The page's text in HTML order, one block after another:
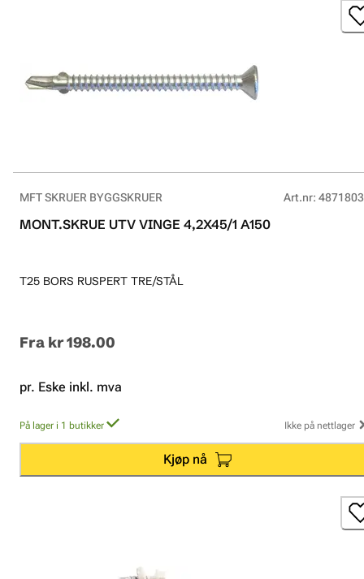
MFT SKRUER BYGGSKRUER Art.nr:
MONT.SKRUE UTV VINGE 4,2X45/1 A150
T25 BORS RUSPERT TRE/STÅL
Fra kr 198.00
pr. Eske inkl. mva
På lager i 1 butikker Ikke på nettlager
Kjøp nå